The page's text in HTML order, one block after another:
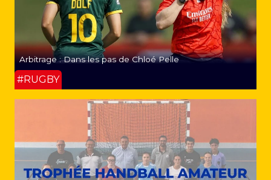
Arbitrage : Dans les pas de Chloé Pelle
#RUGBY